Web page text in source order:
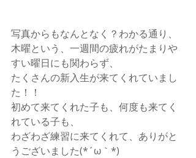
写真からもなんとなく？わかる通り、
木曜という、一週間の疲れがたまりや
すい曜日にも関わらず、
たくさんの新入生が来てくれていまし
た！！
初めて来てくれた子も、何度も来てく
れている子も、
わざわざ練習に来てくれて、ありがと
うございました(*´ω｀*)